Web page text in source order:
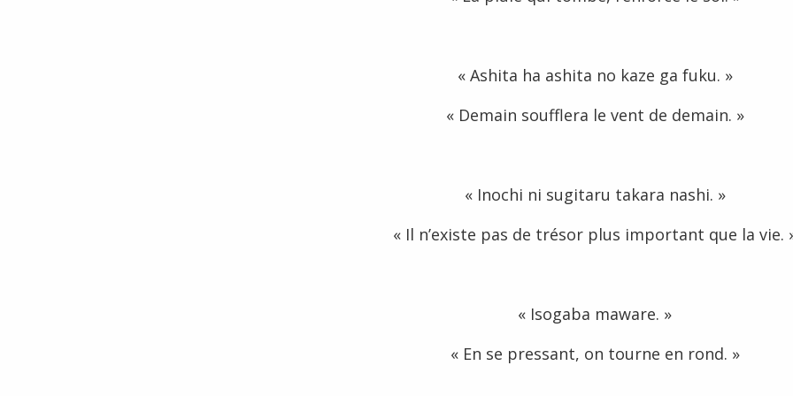
« Ashita ha ashita no kaze ga fuku. »
« Demain soufflera le vent de demain. »
« Inochi ni sugitaru takara nashi. »
« Il n’existe pas de trésor plus important que la vie.
« Isogaba maware. »
« En se pressant, on tourne en rond. »